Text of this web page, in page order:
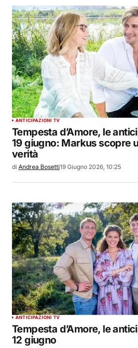
ANTICIPAZIONI TV
Tempesta d’Amore, le
19 giugno: Markus scopre
verità
di Andrea Bosetti19 Giugno 2026, 10:25
ANTICIPAZIONI TV
Tempesta d’Amore, le
12 giugno